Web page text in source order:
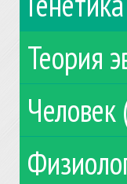
Теория
Человек